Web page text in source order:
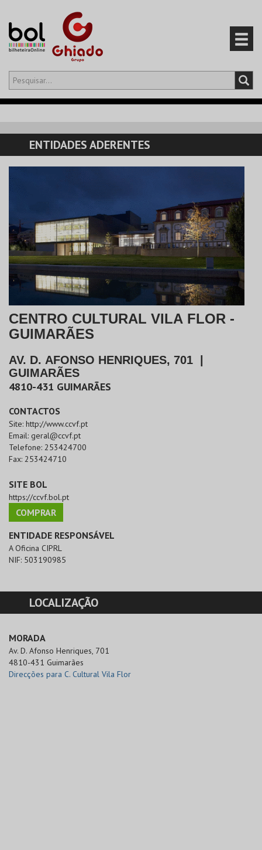
Olá,iniciar sessão
CARRINHO
EVENTOS
PRODUTOS
ENTIDADES ADERENTES
CENTRO CULTURAL VILA FLOR -
GUIMARÃES
AV. D. AFONSO HENRIQUES, 701
GUIMARÃES
4810-431 GUIMARÃES
CONTACTOS
Site: http://www.ccvf.pt
Email: geral@ccvf.pt
Telefone: 253424700
Fax: 253424710
SITE BOL
https://ccvf.bol.pt
COMPRAR
ENTIDADE RESPONSÁVEL
A Oficina CIPRL
NIF: 503190985
LOCALIZAÇÃO
MORADA
Av. D. Afonso Henriques, 701
4810-431 Guimarães
Direcções para C. Cultural Vila Flor